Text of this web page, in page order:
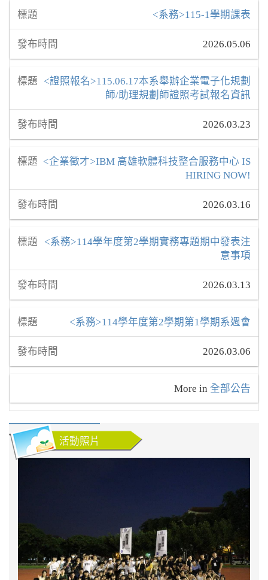
<系務>115-1學期課表
2026.05.06
<證照報名>115.06.17本系舉辦企業電子化規劃
師/助理規劃師證照考試報名資訊
2026.03.23
<企業徵才>IBM 高雄軟體科技整合服務中心 IS
HIRING NOW!
2026.03.16
<系務>114學年度第2學期實務專題期中發表注
意事項
2026.03.13
<系務>114學年度第2學期第1學期系週會
2026.03.06
More in 全部公告
活動照片